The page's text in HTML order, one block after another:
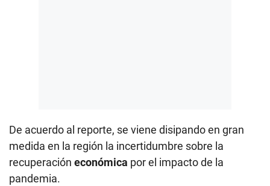
De acuerdo al reporte, se viene disipando en gran
medida en la región la incertidumbre sobre la
recuperación económica por el impacto de la
pandemia.